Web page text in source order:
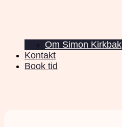
Om Simon Kirkbak
Kontakt
Book tid